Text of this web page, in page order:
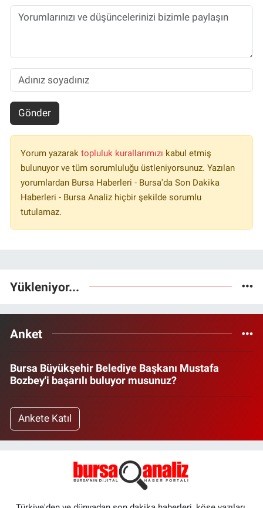
Gönder
Yorum yazarak topluluk kurallarımızı kabul etmiş
bulunuyor ve tüm sorumluluğu üstleniyorsunuz. Yazılan
yorumlardan Bursa Haberleri - Bursa'da Son Dakika
Haberleri - Bursa Analiz hiçbir şekilde sorumlu
tutulamaz.
Yükleniyor...
Anket
Bursa Büyükşehir Belediye Başkanı Mustafa
Bozbey'i başarılı buluyor musunuz?
Ankete Katıl